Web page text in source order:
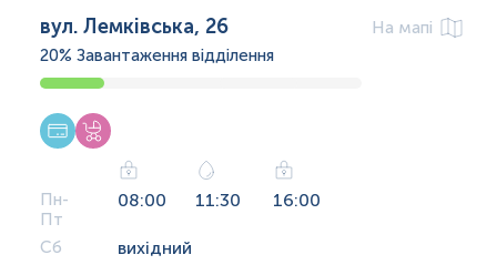
вул. Лемківська, 26
На мапі
20% Завантаження відділення
Пн-
Пт
08:00 11:30 16:00
Сб вихідний